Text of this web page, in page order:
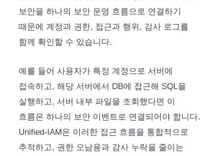
보안을 하나의 보안 운영 흐름으로 연결하기
때문에 계정과 권한, 접근과 행위, 감사 로그를
함께 확인할 수 있습니다.
예를 들어 사용자가 특정 계정으로 서버에
접속하고, 해당 서버에서 DB에 접근해 SQL을
실행하고, 서버 내부 파일을 조회했다면 이
흐름은 하나의 보안 이벤트로 연결되어야 합니다.
Unified-IAM은 이러한 접근 흐름을 통합적으로
추적하고, 권한 오남용과 감사 누락을 줄이는